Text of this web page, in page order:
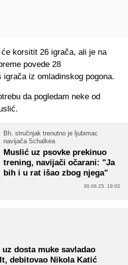
korsitit 26 igrača, ali je na
povede 28
iz omladinskog pogona.
da pogledam neke od
Bh. stručnjak trenutno je ljubimac
navijača Schalkea
Muslić uz psovke prekinuo
trening, navijači očarani: "Ja
bih i u rat išao zbog njega"
30.06.25. 19:02
dosta muke savladao
debitovao Nikola Katić